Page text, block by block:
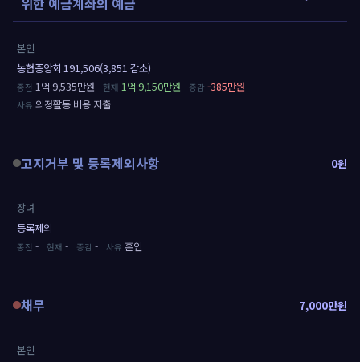
본인
농협중앙회 191,506(3,851 감소)
1억 9,535만원
1억 9,150만원
-385만원
의정활동 비용 지출
고지거부 및 등록제외사항 0원
장녀
등록제외
-
- - 혼인
채무 7,000만원
본인